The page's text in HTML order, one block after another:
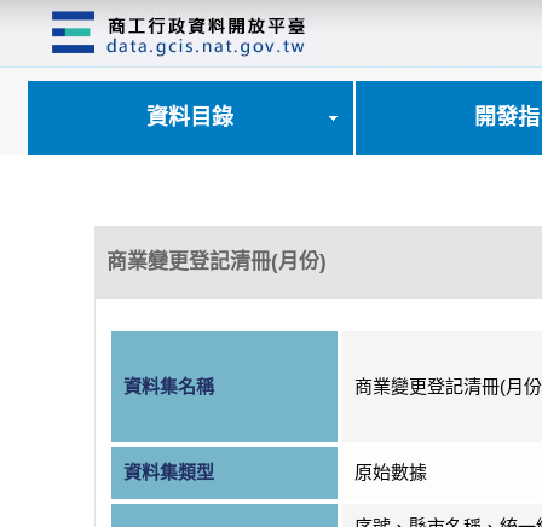
資料目錄 開發
商業變更登記清冊(月份)
資料集名稱 商業變更登記清冊(月
資料集類型 原始數據